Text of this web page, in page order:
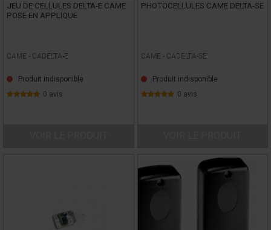
JEU DE CELLULES DELTA-E CAME
POSE EN APPLIQUE
CAME - CADELTA-E
Produit indisponible
0 avis
PHOTOCELLULES CAME DELTA-SE
CAME - CADELTA-SE
Produit indisponible
0 avis